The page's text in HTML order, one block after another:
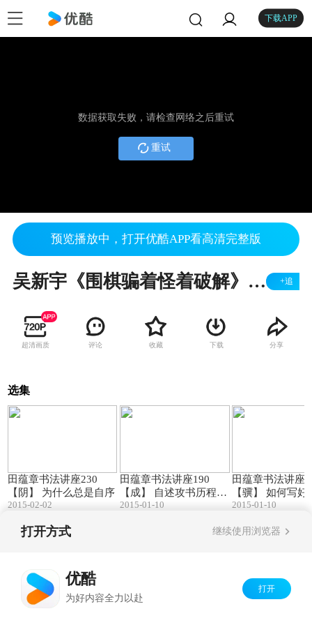
下载APP
数据获取失败，请检查网络之后重试
重试
预览播放中，打开优酷APP看高清完整版
吴新宇《围棋骗着怪着破解》05__让子棋骗着5 +追
超清画质 评论 收藏 下载 分享
选集
田蕴章书法讲座230
【阴】 为什么总是自序
2015-02-02
田蕴章书法讲座190
【成】 自述攻书历程
(一)
2015-01-10
田蕴章书法讲座
【骥】 如何写好
字
2015-01-10
打开方式 继续使用浏览器
优酷
为好内容全力以赴
打开